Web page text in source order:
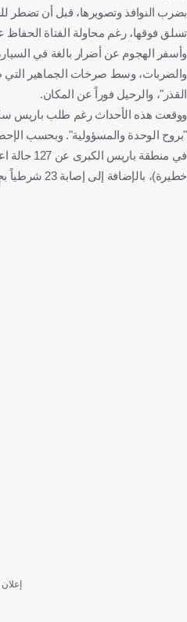
بضرب النوافذ وتصويرها، قبل أن تضطر
تسلق فوقها، رغم محاولة الفتاة الحفاظ
وأسفر الهجوم عن أضرار بالغة في
والضربات، وسط صرخات الجماهير التي
القذر"، والرحيل فوراً عن المكان.
ووقعت هذه الأحداث رغم طلب باريس
"بروح الوحدة والمسؤولية". وبحسب
خطيرة)، بالإضافة إلى إصابة 23 شرطياً بجروح طفيفة.
إعلان